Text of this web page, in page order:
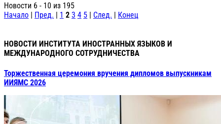
Новости 6 - 10 из 195
Начало | Пред. | 1 2 3 4 5 | След. | Конец
НОВОСТИ ИНСТИТУТА ИНОСТРАННЫХ ЯЗЫКОВ И
МЕЖДУНАРОДНОГО СОТРУДНИЧЕСТВА
Торжественная церемония вручения дипломов выпускникам
ИИЯМС 2026